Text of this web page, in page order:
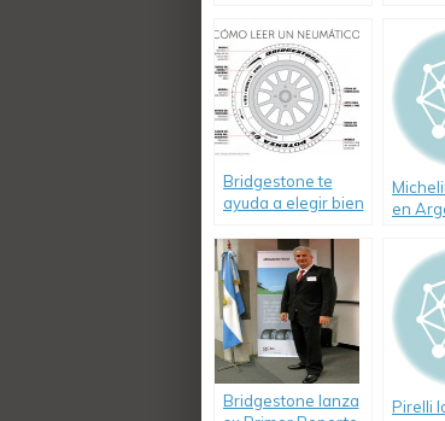
temporada de
verano
Bridgestone te
ayuda a elegir bien
en
la
Bridgestone lanza
Pirelli